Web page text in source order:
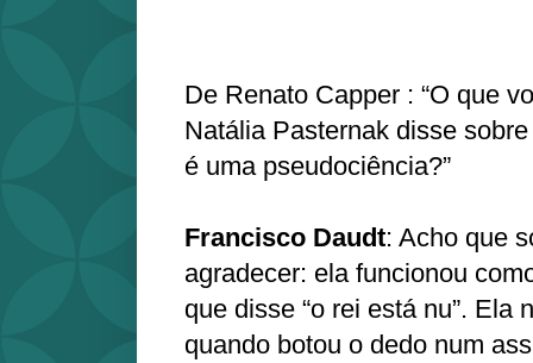
De Renato Capper : “O que
Natália Pasternak disse
é uma pseudociência?”
Francisco Daudt: Acho que
agradecer: ela funcionou
que disse “o rei está nu”. Ela
quando botou o dedo num